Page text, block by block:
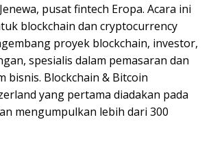
pusat fintech Eropa. Acara ini
blockchain dan cryptocurrency
proyek blockchain, investor,
spesialis dalam pemasaran dan
bisnis. Blockchain & Bitcoin
yang pertama diadakan pada
mengumpulkan lebih dari 300